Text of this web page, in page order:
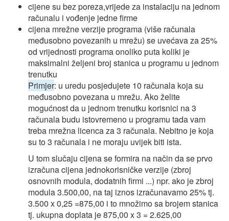
cijene su bez poreza,vrijede za instalaciju na jednom
računalu i vođenje jedne firme
cijena mrežne verzije programa (više računala
međusobno povezanih u mrežu) se uvećava za 25%
od vrijednosti programa onoliko puta koliki je
maksimalni željeni broj stanica u programu u jednom
trenutku
Primjer: u uredu posjedujete 10 računala koja su
međusobno povezana u mrežu. Ako želite
mogućnost da u jednom trenutku korisnici na 3
računala budu istovremeno u programu tada vam
treba mrežna licenca za 3 računala. Nebitno je koja
su to 3 računala i ne moraju uvijek biti ista.
U tom slučaju cijena se formira na način da se prvo
izračuna cijena jednokorisničke verzije (zbroj
osnovnih modula, dodatnih firmi ...) npr. ako je zbroj
modula 3.500,00, na taj iznos izračunavamo 25% tj.
3.500 x 0,25 =875,00 i to množimo sa brojem stanica
tj. ukupna doplata je 875,00 x 3 = 2.625,00